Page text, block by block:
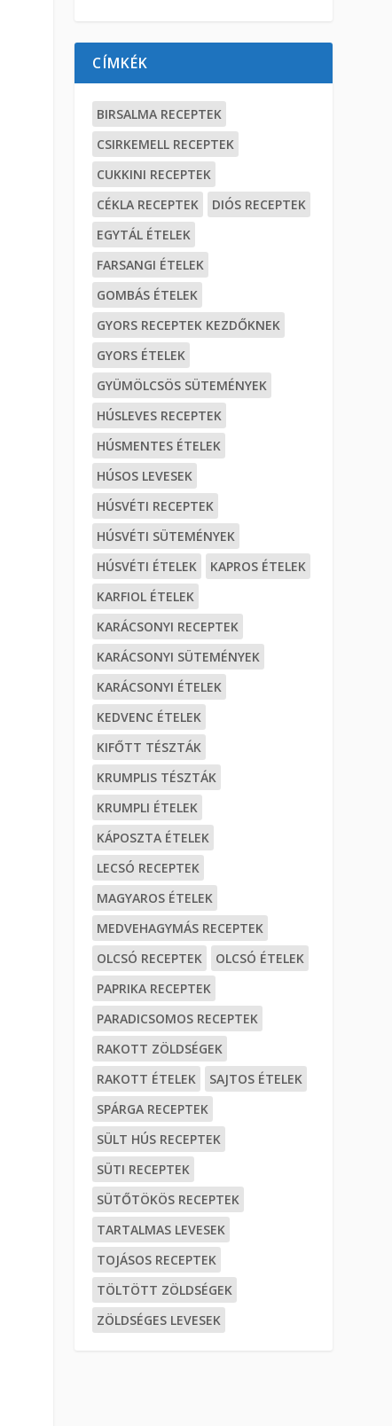
CÍMKÉK
BIRSALMA RECEPTEK
CSIRKEMELL RECEPTEK
CUKKINI RECEPTEK
CÉKLA RECEPTEK
DIÓS RECEPTEK
EGYTÁL ÉTELEK
FARSANGI ÉTELEK
GOMBÁS ÉTELEK
GYORS RECEPTEK KEZDŐKNEK
GYORS ÉTELEK
GYÜMÖLCSÖS SÜTEMÉNYEK
HÚSLEVES RECEPTEK
HÚSMENTES ÉTELEK
HÚSOS LEVESEK
HÚSVÉTI RECEPTEK
HÚSVÉTI SÜTEMÉNYEK
HÚSVÉTI ÉTELEK
KAPROS ÉTELEK
KARFIOL ÉTELEK
KARÁCSONYI RECEPTEK
KARÁCSONYI SÜTEMÉNYEK
KARÁCSONYI ÉTELEK
KEDVENC ÉTELEK
KIFŐTT TÉSZTÁK
KRUMPLIS TÉSZTÁK
KRUMPLI ÉTELEK
KÁPOSZTA ÉTELEK
LECSÓ RECEPTEK
MAGYAROS ÉTELEK
MEDVEHAGYMÁS RECEPTEK
OLCSÓ RECEPTEK
OLCSÓ ÉTELEK
PAPRIKA RECEPTEK
PARADICSOMOS RECEPTEK
RAKOTT ZÖLDSÉGEK
RAKOTT ÉTELEK
SAJTOS ÉTELEK
SPÁRGA RECEPTEK
SÜLT HÚS RECEPTEK
SÜTI RECEPTEK
SÜTŐTÖKÖS RECEPTEK
TARTALMAS LEVESEK
TOJÁSOS RECEPTEK
TÖLTÖTT ZÖLDSÉGEK
ZÖLDSÉGES LEVESEK